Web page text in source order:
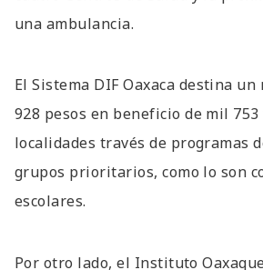
una ambulancia.
El Sistema DIF Oaxaca destina
928 pesos en beneficio de mil
localidades través de programas
grupos prioritarios, como lo son
escolares.
Por otro lado, el Instituto